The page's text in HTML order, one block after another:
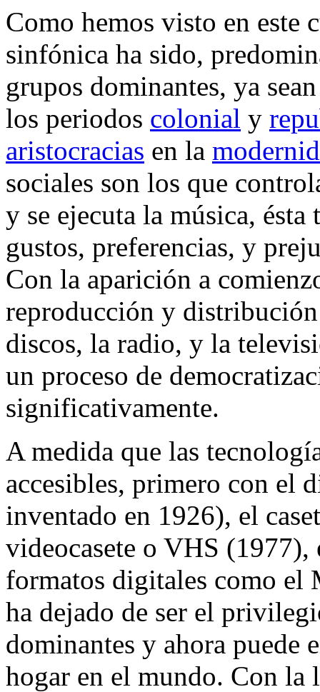
Como hemos visto en este
sinfónica ha sido,
grupos dominantes, ya
los periodos colonial y
aristocracias en la
sociales son los que
y se ejecuta la música,
gustos, preferencias, y
Con la aparición a
reproducción y
discos, la radio, y la
un proceso de
significativamente.
A medida que las
accesibles, primero con el
inventado en 1926), el
videocasete o VHS
formatos digitales como el
ha dejado de ser el
dominantes y ahora puede
hogar en el mundo. Con la